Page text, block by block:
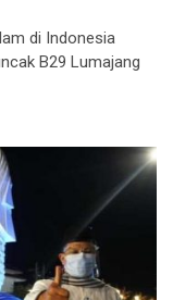
di Indonesia
B29 Lumajang